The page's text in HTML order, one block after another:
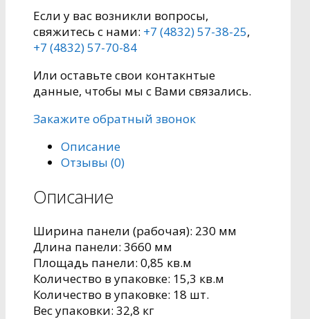
Если у вас возникли вопросы,
свяжитесь с нами: +7 (4832) 57-38-25,
+7 (4832) 57-70-84
Или оставьте свои контакнтые
данные, чтобы мы с Вами связались.
Закажите обратный звонок
Описание
Отзывы (0)
Описание
Ширина панели (рабочая): 230 мм
Длина панели: 3660 мм
Площадь панели: 0,85 кв.м
Количество в упаковке: 15,3 кв.м
Количество в упаковке: 18 шт.
Вес упаковки: 32,8 кг